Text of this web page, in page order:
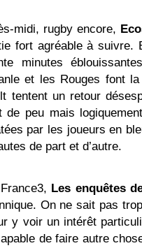
midi, rugby encore,
fort agréable à suivre.
minutes
et les Rouges font
tentent un retour
de peu mais
par les joueurs en
de part et d’autre.
Les enquêtes
On ne sait pas
y voir un intérêt
de faire autre